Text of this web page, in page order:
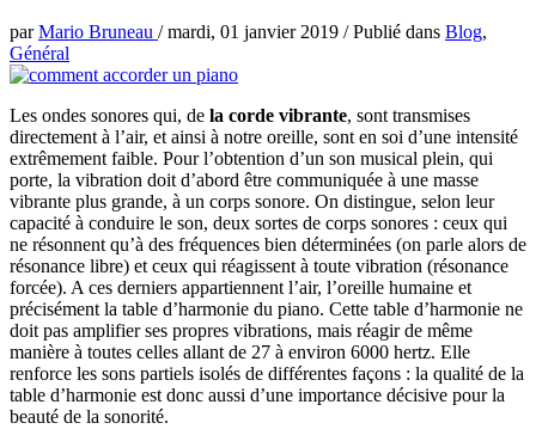
parMario Bruneau /mardi, 01 janvier 2019 /Publié dans Blog,
Général
Les ondes sonores qui, de la corde vibrante, sont transmises
directement à l’air, et ainsi à notre oreille, sont en soi d’une intensité
extrêmement faible. Pour l’obtention d’un son musical plein, qui
porte, la vibration doit d’abord être communiquée à une masse
vibrante plus grande, à un corps sonore. On distingue, selon leur
capacité à conduire le son, deux sortes de corps sonores : ceux qui
ne résonnent qu’à des fréquences bien déterminées (on parle alors de
résonance libre) et ceux qui réagissent à toute vibration (résonance
forcée). A ces derniers appartiennent l’air, l’oreille humaine et
précisément la table d’harmonie du piano. Cette table d’harmonie ne
doit pas amplifier ses propres vibrations, mais réagir de même
manière à toutes celles allant de 27 à environ 6000 hertz. Elle
renforce les sons partiels isolés de différentes façons : la qualité de la
table d’harmonie est donc aussi d’une importance décisive pour la
beauté de la sonorité.